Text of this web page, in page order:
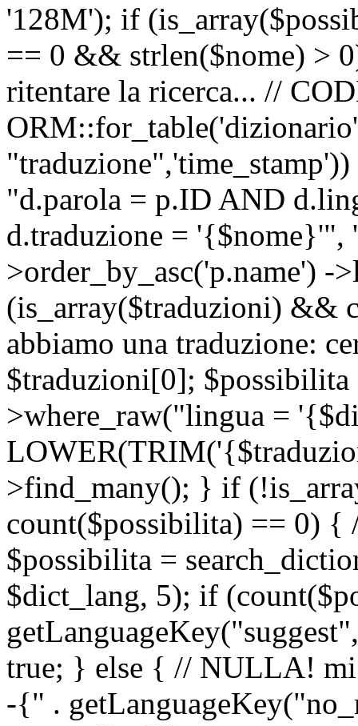
'128M'); if
== 0 && strlen($nome) >
ritentare la ricerca... //
"d.parola = p.ID AND
d.traduzione = '{$nome}'",
>order_by_asc('p.name')
(is_array($traduzioni) &&
abbiamo una traduzione:
$traduzioni[0];
>where_raw("lingua =
>find_many(); } if
count($possibilita) == 0) {
$possibilita =
$dict_lang, 5); if
true; } else { // NULLA! mi
-{" .